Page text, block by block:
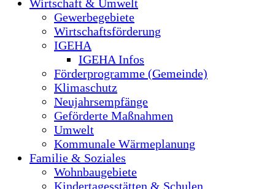
Wirtschaft & Umwelt
Gewerbegebiete
Wirtschaftsförderung
IGEHA
IGEHA Infos
Förderprogramme (Gemeinde)
Klimaschutz
Neujahrsempfänge
Geförderte Maßnahmen
Umwelt
Kommunale Wärmeplanung
Familie & Soziales
Wohnbaugebiete
Kindertagesstätten & Schulen